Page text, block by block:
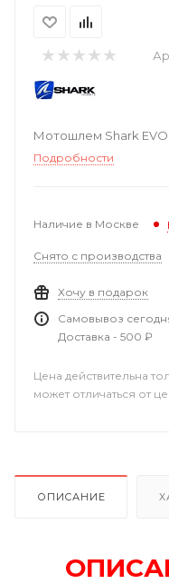
Мотошлем Shark
Подробности
Наличие в Москве
Снято с производства
Хочу в подарок
Самовывоз
Доставка - 500 ₽
Цена действительна
может отличаться от
ОПИСАНИЕ